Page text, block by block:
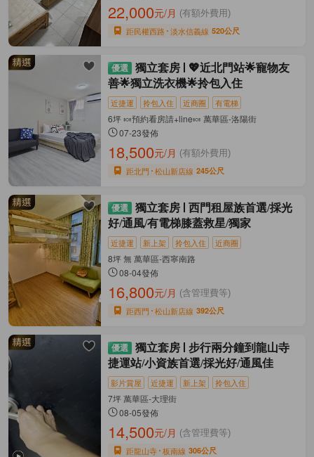
22,000元/月 (有額外費用)
距民權西路 淡水信義線 520公尺
獨立套房
💖近北門站🌟寵物友
善🌟獨立洗衣機🌟拎包入住
近捷運 拎包入住 近商圈 有電梯
6坪 🍬預約看房請+line🍬 萬華區-洛陽街
07-23發佈
18,500元/月 (有額外費用)
距北門 松山新店線 245公尺
獨立套房
西門租屋族首選/採光
好/通風/有電梯膝蓋救星/獨家
近捷運 新上架 拎包入住 近商圈
8坪 無 萬華區-西寧南路
08-04發佈
16,800元/月 (含管理費等)
距西門 松山新店線 392公尺
獨立套房
步行兩分鐘到龍山寺
捷運站/小資族首選/採光好/通風佳
影片賞屋 近捷運 新上架 拎包入住
7坪 萬華區-大理街
08-05發佈
14,500元/月 (含管理費等)
距龍山寺 板南線 306公尺